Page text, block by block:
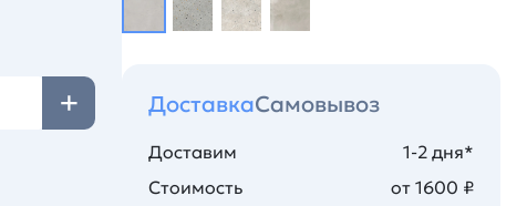
ДоставкаСамовывоз
Доставим
1-2 дня*
Стоимость
от 1600 ₽